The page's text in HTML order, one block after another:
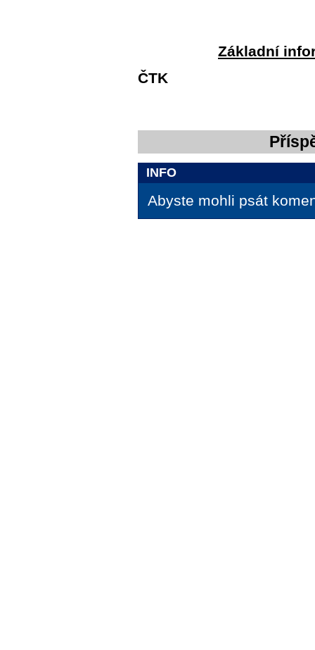
Základní
ČTK
INFO
Abyste mohli psát